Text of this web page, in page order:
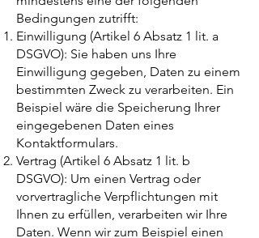
Bedingungen zutrifft:
Einwilligung (Artikel 6 Absatz 1 lit. a
DSGVO): Sie haben uns Ihre
Einwilligung gegeben, Daten zu einem
bestimmten Zweck zu verarbeiten. Ein
Beispiel wäre die Speicherung Ihrer
eingegebenen Daten eines
Kontaktformulars.
Vertrag (Artikel 6 Absatz 1 lit. b
DSGVO): Um einen Vertrag oder
vorvertragliche Verpflichtungen mit
Ihnen zu erfüllen, verarbeiten wir Ihre
Daten. Wenn wir zum Beispiel einen